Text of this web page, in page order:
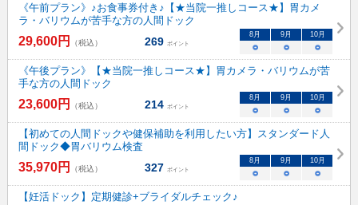
《午前プラン》♪お食事券付き♪【★当院一推しコース★】胃カメ
ラ・バリウムが苦手な方の人間ドック
29,600円 （税込） 269 ポイント
8 月 9 月 10月
○ ○ ○
《午後プラン》【★当院一推しコース★】胃カメラ・バリウムが苦
手な方の人間ドック
23,600円 （税込） 214 ポイント
8 月 9 月 10月
○ ○ ○
【初めての人間ドックや健保補助を利用したい方】スタンダード人
間ドック◆胃バリウム検査
35,970円 （税込） 327 ポイント
8 月 9 月 10月
○ ○ ○
【妊活ドック】定期健診+ブライダルチェック♪